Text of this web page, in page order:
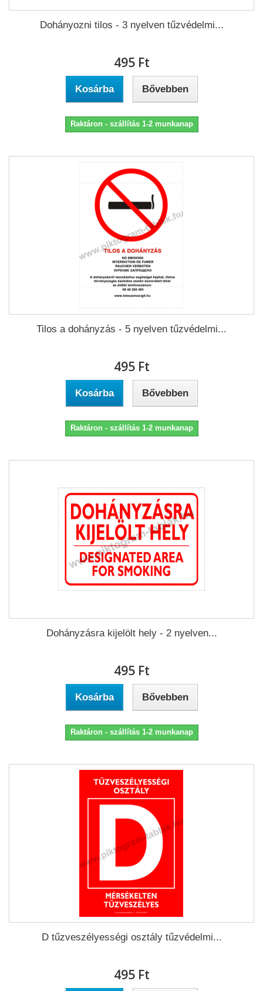
Dohányozni tilos - 3 nyelven tűzvédelmi...
495 Ft‎
Kosárba Bővebben
Raktáron - szállítás 1-2 munkanap
Tilos a dohányzás - 5 nyelven tűzvédelmi...
495 Ft‎
Kosárba Bővebben
Raktáron - szállítás 1-2 munkanap
Dohányzásra kijelölt hely - 2 nyelven...
495 Ft‎
Kosárba Bővebben
Raktáron - szállítás 1-2 munkanap
D tűzveszélyességi osztály tűzvédelmi...
495 Ft‎